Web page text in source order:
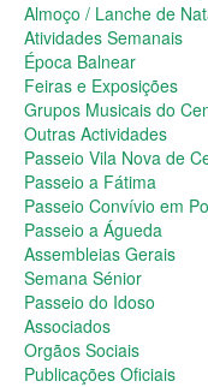
Passeio Vila Nova de
Passeio a Fátima
Passeio Convívio em
Passeio a Águeda
Assembleias Gerais
Semana Sénior
Passeio do Idoso
Associados
Orgãos Sociais
Publicações Oficiais
Contactos
Almoço / Lanche de
Atividades Semanais
Época Balnear
Feiras e Exposições
Grupos Musicais do
Outras Actividades
Passeio Vila Nova de
Passeio a Fátima
Passeio Convívio em
Passeio a Águeda
Assembleias Gerais
Semana Sénior
Passeio do Idoso
Associados
Orgãos Sociais
Publicações Oficiais